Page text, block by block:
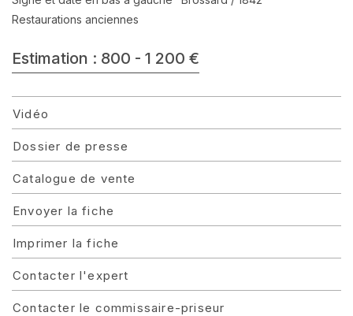
Restaurations anciennes
Estimation : 800 - 1 200 €
Vidéo
Dossier de presse
Catalogue de vente
Envoyer la fiche
Imprimer la fiche
Contacter l'expert
Contacter le commissaire-priseur